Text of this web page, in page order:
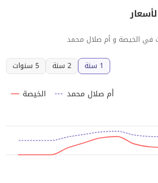
1 سنة
2 سنة 5 سنوات
الخيصة أم صلال محمد